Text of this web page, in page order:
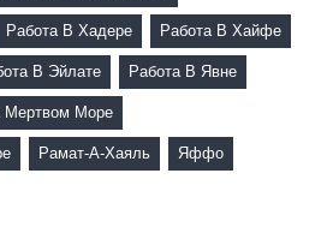
Работа В Хадере Работа В Хайфе
В Эйлате Работа В Явне
Мертвом Море
Рамат-А-Хаяль Яффо